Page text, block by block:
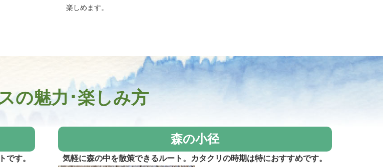
楽しめます。
の魅力･楽しみ方
です。
森の小径
気軽に森の中を散策できるルート。カタクリの時期は特におすすめです。